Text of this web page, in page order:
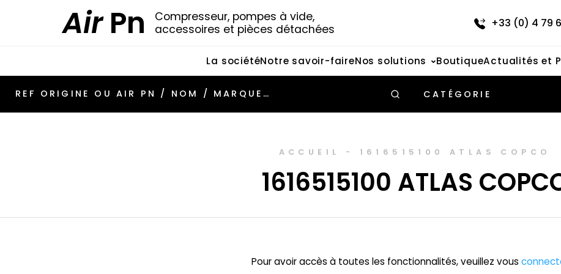
AirPn
Compresseur, pompes à vide,
accessoires et pièces détachées
+33 (0) 4 79
La sociétéNotre savoir-faireNos solutions BoutiqueActualités et
CATÉGORIE
ACCUEIL - 1616515100 ATLAS COPCO
1616515100 ATLAS
Pour avoir accès à toutes les fonctionnalités, veuillez vous